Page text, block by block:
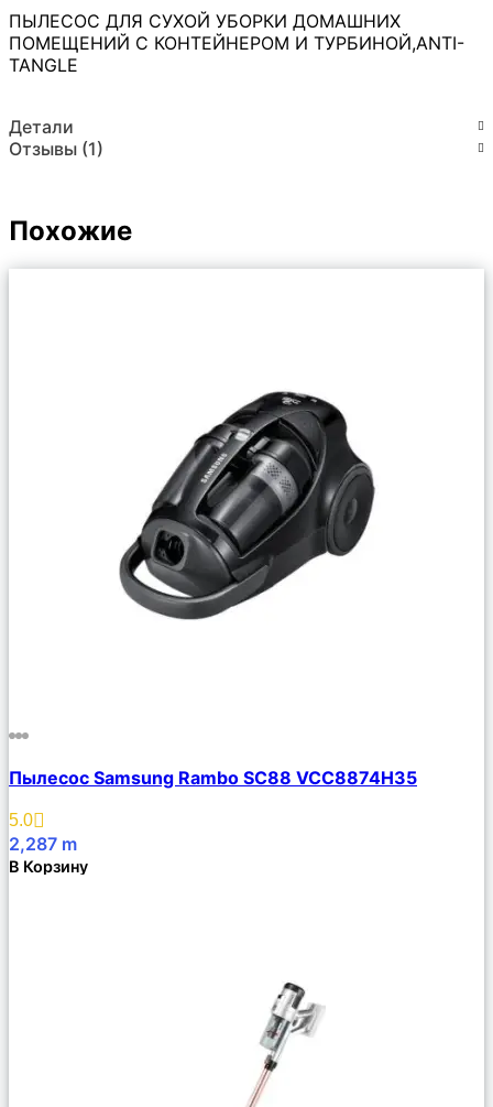
ПЫЛЕСОС ДЛЯ СУХОЙ УБОРКИ ДОМАШНИХ
ПОМЕЩЕНИЙ С КОНТЕЙНЕРОМ И ТУРБИНОЙ,ANTI-
TANGLE
Детали
Отзывы (1)
Похожие
Описание
Избранное
Пылесос Samsung Rambo SC88 VCC8874H35
5.0
2,287 m
В Корзину